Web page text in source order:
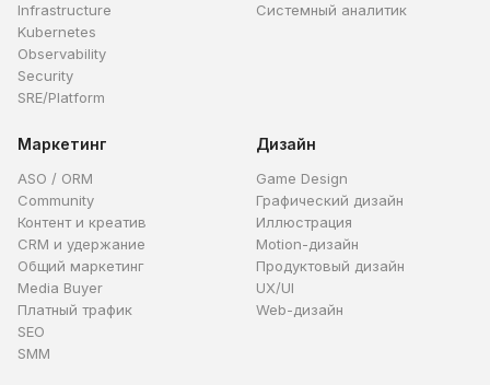
Infrastructure
Kubernetes
Observability
Security
SRE/Platform
Системный аналитик
Маркетинг
ASO / ORM
Community
Контент и креатив
CRM и удержание
Общий маркетинг
Media Buyer
Платный трафик
SEO
SMM
Дизайн
Game Design
Графический дизайн
Иллюстрация
Motion-дизайн
Продуктовый дизайн
UX/UI
Web-дизайн